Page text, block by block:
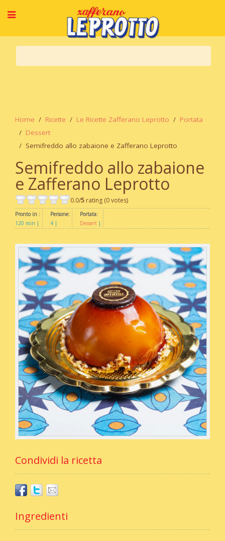
Home Ricette Le Ricette Zafferano Leprotto
Portata
Dessert
Semifreddo allo zabaione e Zafferano Leprotto
Semifreddo allo zabaione
e Zafferano Leprotto
0.0/5 rating (0 votes)
Pronto in :
120 min
Persone:
4
Portata:
Dessert
Condividi la ricetta
Ingredienti